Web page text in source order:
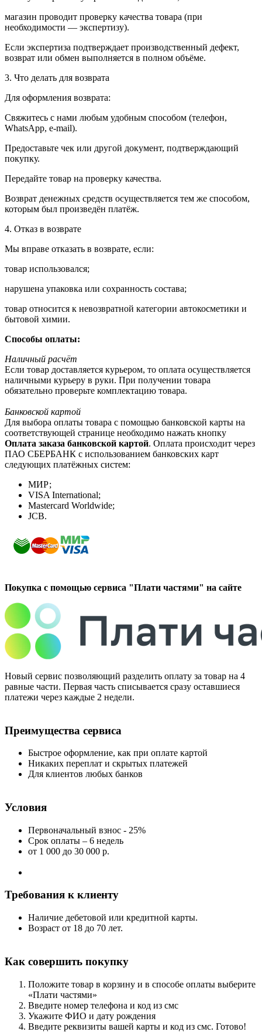
магазин проводит проверку качества товара (при
необходимости — экспертизу).
Если экспертиза подтверждает производственный дефект,
возврат или обмен выполняется в полном объёме.
3. Что делать для возврата
Для оформления возврата:
Свяжитесь с нами любым удобным способом (телефон,
WhatsApp, e-mail).
Предоставьте чек или другой документ, подтверждающий
покупку.
Передайте товар на проверку качества.
Возврат денежных средств осуществляется тем же способом,
которым был произведён платёж.
4. Отказ в возврате
Мы вправе отказать в возврате, если:
товар использовался;
нарушена упаковка или сохранность состава;
товар относится к невозвратной категории автокосметики и
бытовой химии.
Способы оплаты:
Наличный расчёт
Если товар доставляется курьером, то оплата осуществляется
наличными курьеру в руки. При получении товара
обязательно проверьте комплектацию товара.
Банковской картой
Для выбора оплаты товара с помощью банковской карты на
соответствующей странице необходимо нажать кнопку
Оплата заказа банковской картой. Оплата происходит через
ПАО СБЕРБАНК с использованием банковских карт
следующих платёжных систем:
МИР;
VISA International;
Mastercard Worldwide;
JCB.
Покупка с помощью сервиса "Плати частями" на сайте
Новый сервис позволяющий разделить оплату за товар на 4
равные части. Первая часть списывается сразу оставшиеся
платежи через каждые 2 недели.
Преимущества сервиса
Быстрое оформление, как при оплате картой
Никаких переплат и скрытых платежей
Для клиентов любых банков
Условия
Первоначальный взнос - 25%
Срок оплаты – 6 недель
от 1 000 до 30 000 р.
Требования к клиенту
Наличие дебетовой или кредитной карты.
Возраст от 18 до 70 лет.
Как совершить покупку
Положите товар в корзину и в способе оплаты выберите
«Плати частями»
Введите номер телефона и код из смс
Укажите ФИО и дату рождения
Введите реквизиты вашей карты и код из смс. Готово!